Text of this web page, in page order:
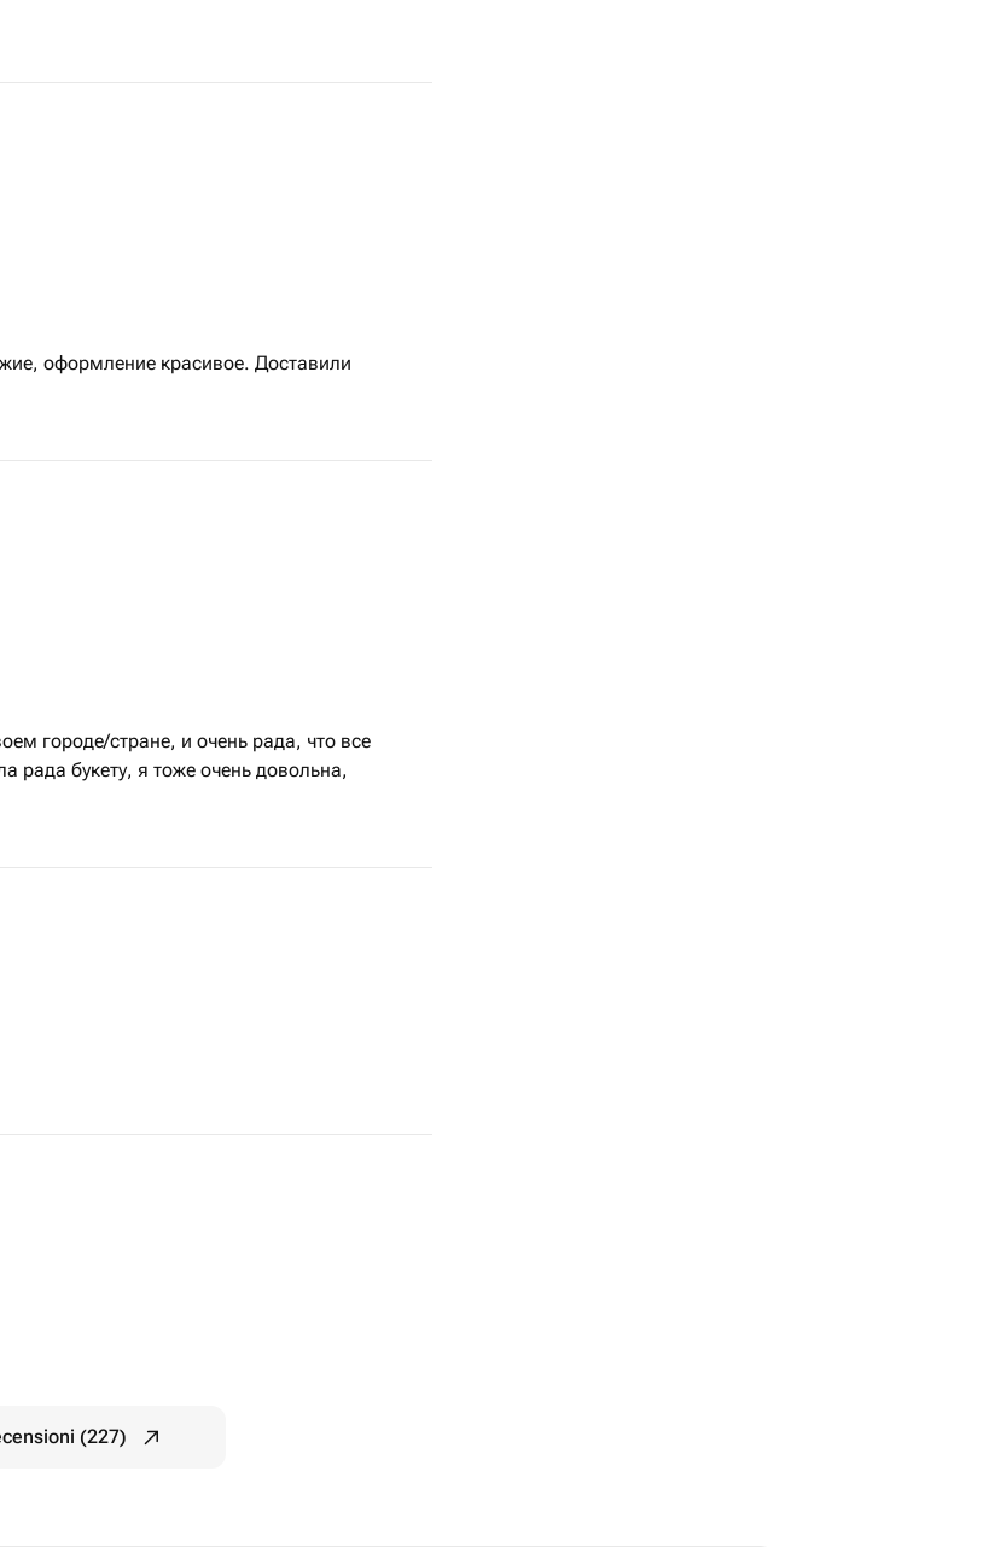
оформление красивое. Доставили
городе/стране, и очень рада, что все
рада букету, я тоже очень довольна,
(227)